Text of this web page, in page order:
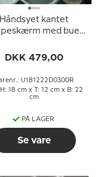
Håndsyet kantet
med buer
silke stof
DKK 479,00
U181222D0300R
18 cm x T: 12 cm x B: 22
cm
PÅ LAGER
Se vare